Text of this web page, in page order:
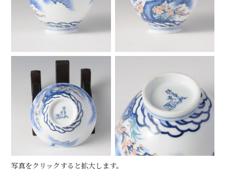
写真をクリックすると拡大します。